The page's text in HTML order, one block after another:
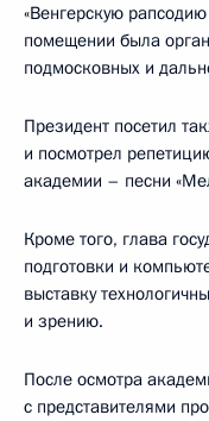
«Венгерскую
помещении была
подмосковных и
Президент посетил
и посмотрел
академии – песни
Кроме того, глава
подготовки и
выставку
и зрению.
После осмотра
с представителями